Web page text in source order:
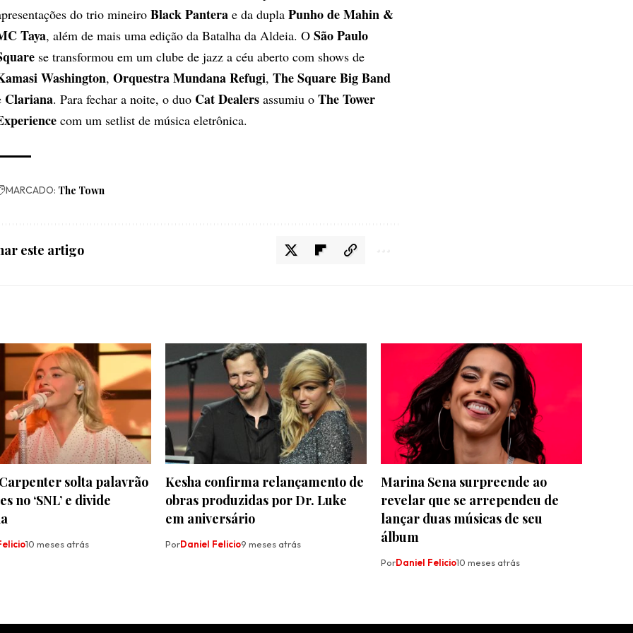
do trio mineiro Black Pantera e da dupla Punho de Mahin &
Taya, além de mais uma edição da Batalha da Aldeia. O São Paulo
se transformou em um clube de jazz a céu aberto com shows de
Washington, Orquestra Mundana Refugi, The Square Big Band
Clariana. Para fechar a noite, o duo Cat Dealers assumiu o The Tower
com um setlist de música eletrônica.
MARCADO: The Town
este artigo
solta palavrão
no ‘SNL’ e divide
10 meses atrás
Kesha confirma relançamento de
obras produzidas por Dr. Luke
em aniversário
PorDaniel Felicio9 meses atrás
Marina Sena surpreende ao
revelar que se arrependeu de
lançar duas músicas de seu
álbum
PorDaniel Felicio10 meses atrás